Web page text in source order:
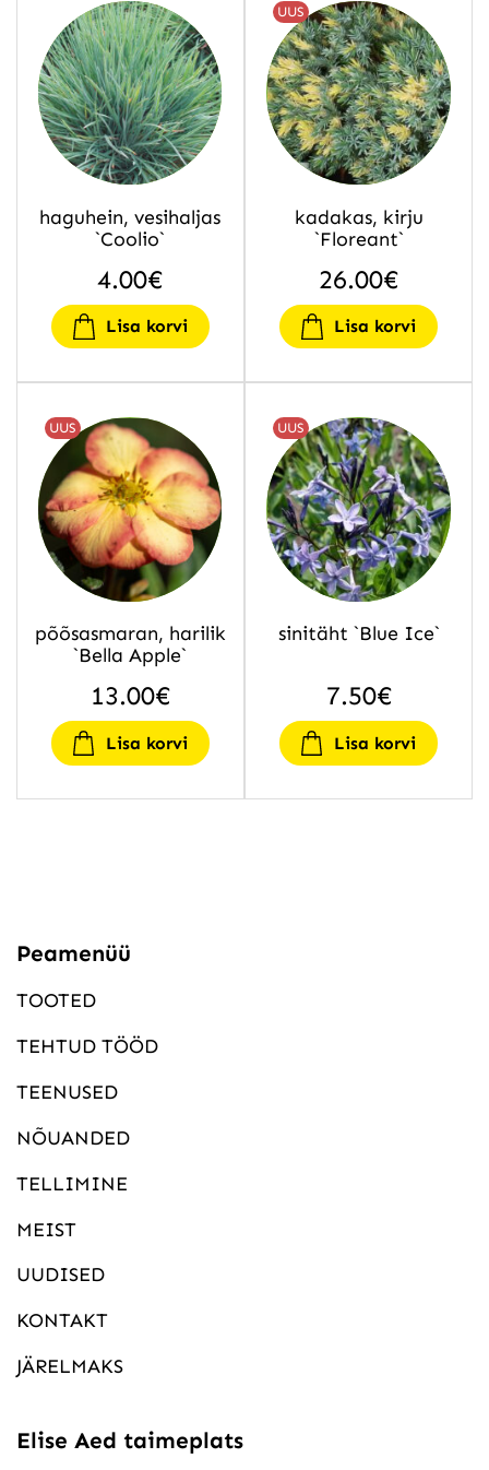
haguhein, vesihaljas
`Coolio`
4.00€
Lisa korvi
UUS
kadakas, kirju
`Floreant`
26.00€
Lisa korvi
UUS
põõsasmaran, harilik
`Bella Apple`
13.00€
Lisa korvi
UUS
sinitäht `Blue Ice`
7.50€
Lisa korvi
Peamenüü
TOOTED
TEHTUD TÖÖD
TEENUSED
NÕUANDED
TELLIMINE
MEIST
UUDISED
KONTAKT
JÄRELMAKS
Elise Aed taimeplats